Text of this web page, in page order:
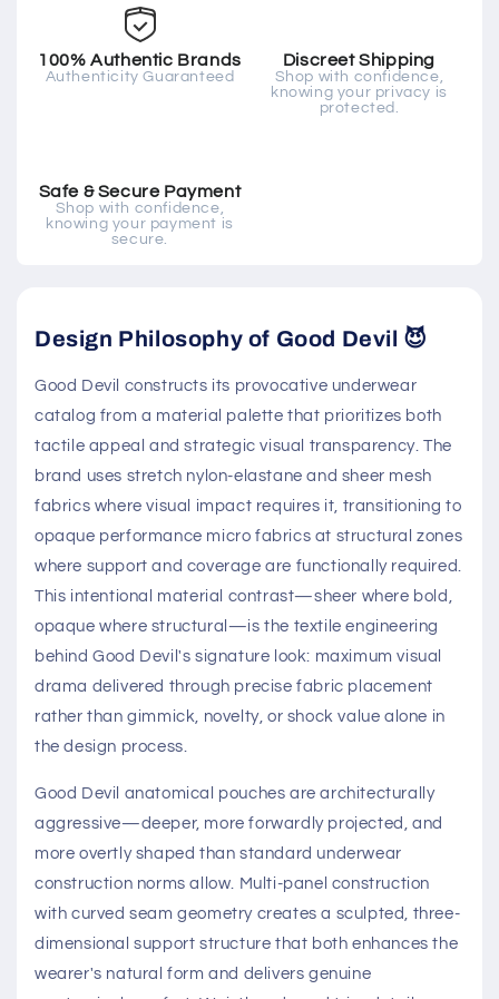
100% Authentic Brands
Authenticity Guaranteed
Discreet Shipping
Shop with confidence,
knowing your privacy is
protected.
Safe & Secure Payment
Shop with confidence,
knowing your payment is
secure.
Design Philosophy of Good Devil 😈
Good Devil constructs its provocative underwear
catalog from a material palette that prioritizes both
tactile appeal and strategic visual transparency. The
brand uses stretch nylon-elastane and sheer mesh
fabrics where visual impact requires it, transitioning to
opaque performance micro fabrics at structural zones
where support and coverage are functionally required.
This intentional material contrast—sheer where bold,
opaque where structural—is the textile engineering
behind Good Devil's signature look: maximum visual
drama delivered through precise fabric placement
rather than gimmick, novelty, or shock value alone in
the design process.
Good Devil anatomical pouches are architecturally
aggressive—deeper, more forwardly projected, and
more overtly shaped than standard underwear
construction norms allow. Multi-panel construction
with curved seam geometry creates a sculpted, three-
dimensional support structure that both enhances the
wearer's natural form and delivers genuine